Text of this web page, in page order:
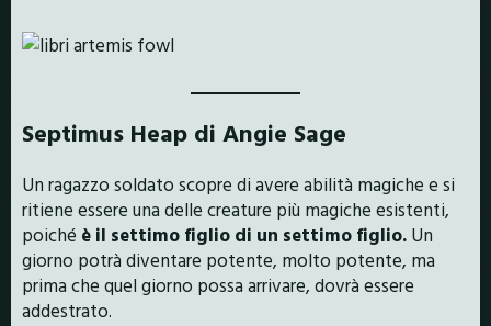
Septimus Heap di Angie Sage
Un ragazzo soldato scopre di avere abilità magiche e si
ritiene essere una delle creature più magiche esistenti,
poiché è il settimo figlio di un settimo figlio. Un
giorno potrà diventare potente, molto potente, ma
prima che quel giorno possa arrivare, dovrà essere
addestrato.